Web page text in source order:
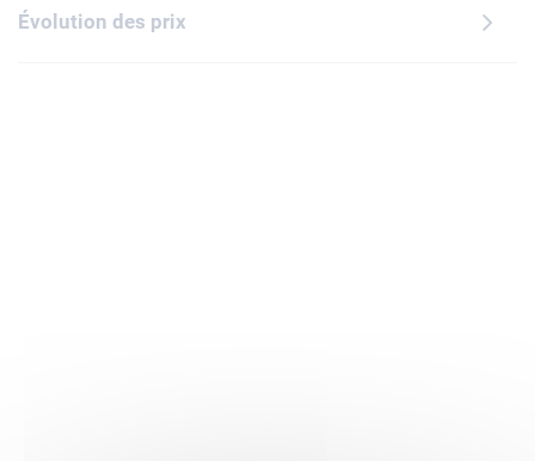
de LEGO dès 5 ans.
Évolution des prix